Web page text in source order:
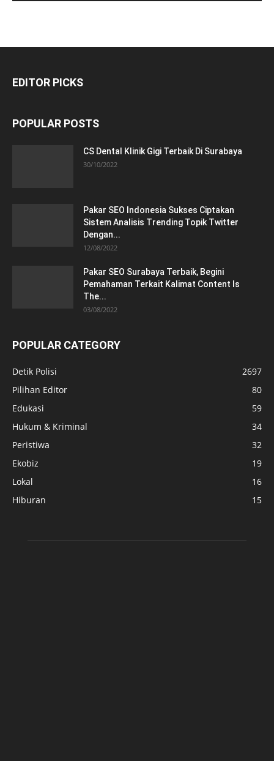
EDITOR PICKS
POPULAR POSTS
CS Dental Klinik Gigi Terbaik Di Surabaya
30/10/2022
Pakar SEO Indonesia Sukses Ciptakan
Sistem Analisis Trending Topik Twitter
Dengan...
12/08/2022
Pakar SEO Surabaya Terbaik, Begini
Pemahaman Terkait Kalimat Content Is
The...
03/08/2022
POPULAR CATEGORY
Detik Polisi
2697
Pilihan Editor
80
Edukasi
59
Hukum & Kriminal
34
Peristiwa
32
Ekobiz
19
Lokal
16
Hiburan
15